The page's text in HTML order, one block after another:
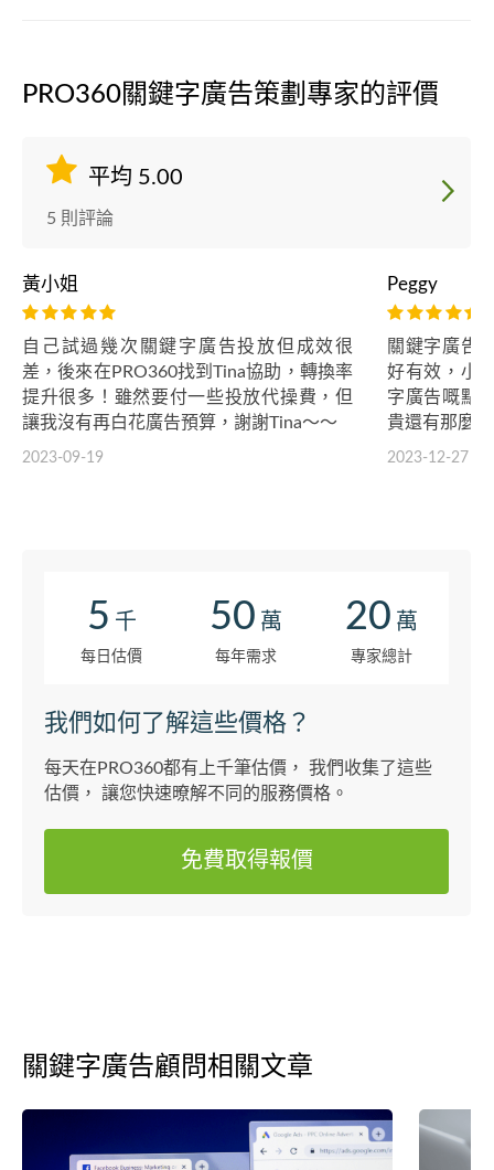
PRO360關鍵字廣告策劃專家的評價
平均 5.00
5 則評論
黃小姐
自己試過幾次關鍵字廣告投放但成效很
差，後來在PRO360找到Tina協助，轉換率
提升很多！雖然要付一些投放代操費，但
讓我沒有再白花廣告預算，謝謝Tina～～
2023-09-19
Peggy
關鍵字廣告
好有效，小
字廣告嘅點
貴還有那麼
2023-12-27
5 千
每日估價
50 萬
每年需求
20 萬
專家總計
我們如何了解這些價格？
每天在PRO360都有上千筆估價， 我們收集了這些
估價， 讓您快速暸解不同的服務價格。
免費取得報價
關鍵字廣告顧問相關文章